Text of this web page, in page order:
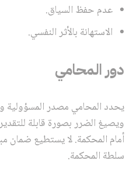
عدم حفظ السياق.
الاستهانة بالأثر النفسي.
دور المحامي
يحدد المحامي مصدر المسؤولية
ويصيغ الضرر بصورة قابلة
أمام المحكمة. لا يستطيع ضمان
سلطة المحكمة.